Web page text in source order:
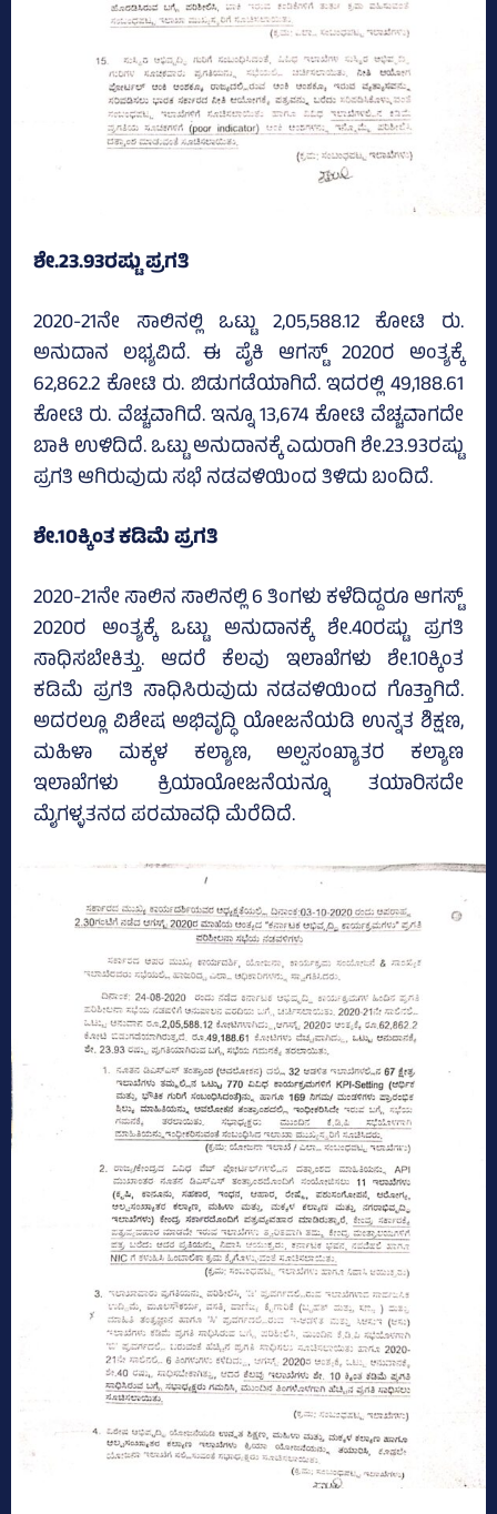
ಶೇ.23.93ರಷ್ಟು ಪ್ರಗತಿ
2020-21ನೇ ಸಾಲಿನಲ್ಲಿ ಒಟ್ಟು 2,05,588.12 ಕೋಟಿ ರು.
ಅನುದಾನ ಲಭ್ಯವಿದೆ. ಈ ಪೈಕಿ ಆಗಸ್ಟ್‌ 2020ರ ಅಂತ್ಯಕ್ಕೆ
62,862.2 ಕೋಟಿ ರು. ಬಿಡುಗಡೆಯಾಗಿದೆ. ಇದರಲ್ಲಿ 49,188.61
ಕೋಟಿ ರು. ವೆಚ್ಚವಾಗಿದೆ. ಇನ್ನೂ 13,674 ಕೋಟಿ ವೆಚ್ಚವಾಗದೇ
ಬಾಕಿ ಉಳಿದಿದೆ. ಒಟ್ಟು ಅನುದಾನಕ್ಕೆ ಎದುರಾಗಿ ಶೇ.23.93ರಷ್ಟು
ಪ್ರಗತಿ ಆಗಿರುವುದು ಸಭೆ ನಡವಳಿಯಿಂದ ತಿಳಿದು ಬಂದಿದೆ.
ಶೇ.10ಕ್ಕಿಂತ ಕಡಿಮೆ ಪ್ರಗತಿ
2020-21ನೇ ಸಾಲಿನ ಸಾಲಿನಲ್ಲಿ 6 ತಿಂಗಳು ಕಳೆದಿದ್ದರೂ ಆಗಸ್ಟ್‌
2020ರ ಅಂತ್ಯಕ್ಕೆ ಒಟ್ಟು ಅನುದಾನಕ್ಕೆ ಶೇ.40ರಷ್ಟು ಪ್ರಗತಿ
ಸಾಧಿಸಬೇಕಿತ್ತು. ಆದರೆ ಕೆಲವು ಇಲಾಖೆಗಳು ಶೇ.10ಕ್ಕಿಂತ
ಕಡಿಮೆ ಪ್ರಗತಿ ಸಾಧಿಸಿರುವುದು ನಡವಳಿಯಿಂದ ಗೊತ್ತಾಗಿದೆ.
ಅದರಲ್ಲೂ ವಿಶೇಷ ಅಭಿವೃದ್ಧಿ ಯೋಜನೆಯಡಿ ಉನ್ನತ ಶಿಕ್ಷಣ,
ಮಹಿಳಾ ಮಕ್ಕಳ ಕಲ್ಯಾಣ, ಅಲ್ಪಸಂಖ್ಯಾತರ ಕಲ್ಯಾಣ
ಇಲಾಖೆಗಳು ಕ್ರಿಯಾಯೋಜನೆಯನ್ನೂ ತಯಾರಿಸದೇ
ಮೈಗಳ್ಳತನದ ಪರಮಾವಧಿ ಮೆರೆದಿದೆ.